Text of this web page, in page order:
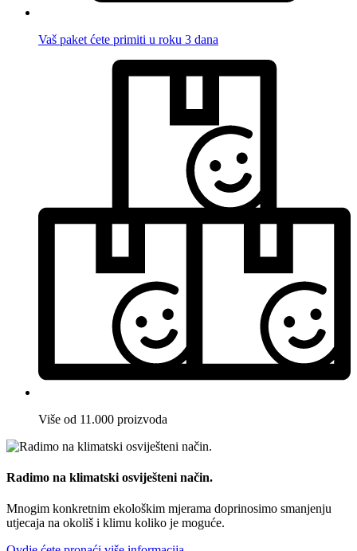
Vaš paket ćete primiti u roku 3 dana
Više od 11.000 proizvoda
Radimo na klimatski osviješteni način.
Mnogim konkretnim ekološkim mjerama doprinosimo smanjenju
utjecaja na okoliš i klimu koliko je moguće.